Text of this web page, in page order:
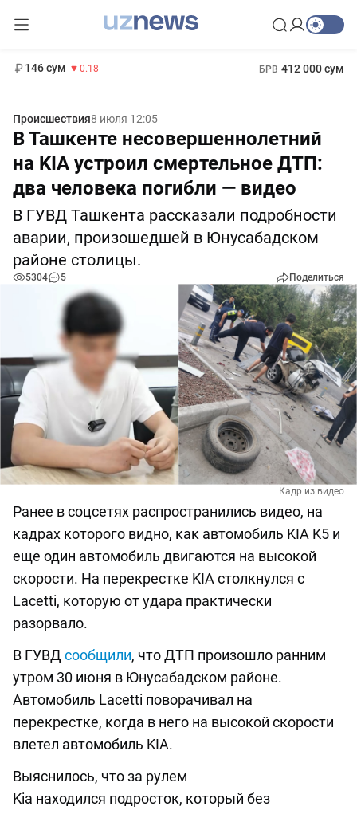
146 сум -0.18 БРВ 412 000 сум
Происшествия8 июля 12:05
В Ташкенте несовершеннолетний
на KIA устроил смертельное ДТП:
два человека погибли — видео
В ГУВД Ташкента рассказали подробности
аварии, произошедшей в Юнусабадском
районе столицы.
5304 5 Поделиться
Кадр из видео
Ранее в соцсетях распространились видео, на
кадрах которого видно, как автомобиль KIA K5 и
еще один автомобиль двигаются на высокой
скорости. На перекрестке KIA столкнулся с
Lacetti, которую от удара практически
разорвало.
В ГУВД сообщили, что ДТП произошло ранним
утром 30 июня в Юнусабадском районе.
Автомобиль Lacetti поворачивал на
перекрестке, когда в него на высокой скорости
влетел автомобиль KIA.
Выяснилось, что за рулем
Kia находился подросток, который без